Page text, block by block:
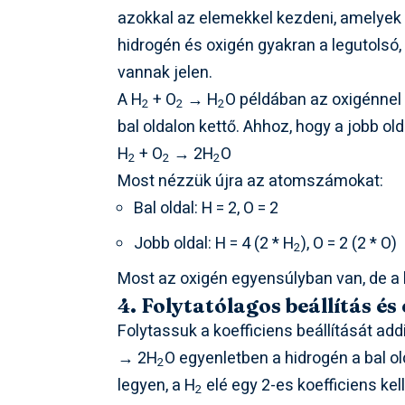
azokkal az elemekkel kezdeni,
hidrogén és oxigén gyakran a
vannak jelen.
A H2 + O2 → H2O példában az
bal oldalon kettő. Ahhoz, hogy a jobb
H2 + O2 → 2H2O
Most nézzük újra az atomszámokat:
Bal oldal: H = 2, O = 2
Jobb oldal: H = 4 (2 * H2), O = 2 (2 * O)
Most az oxigén egyensúlyban van, de
4. Folytatólagos beállítás és
Folytassuk a koefficiens beállítását
→ 2H2O egyenletben a hidrogén a bal
legyen, a H2 elé egy 2-es koefficiens